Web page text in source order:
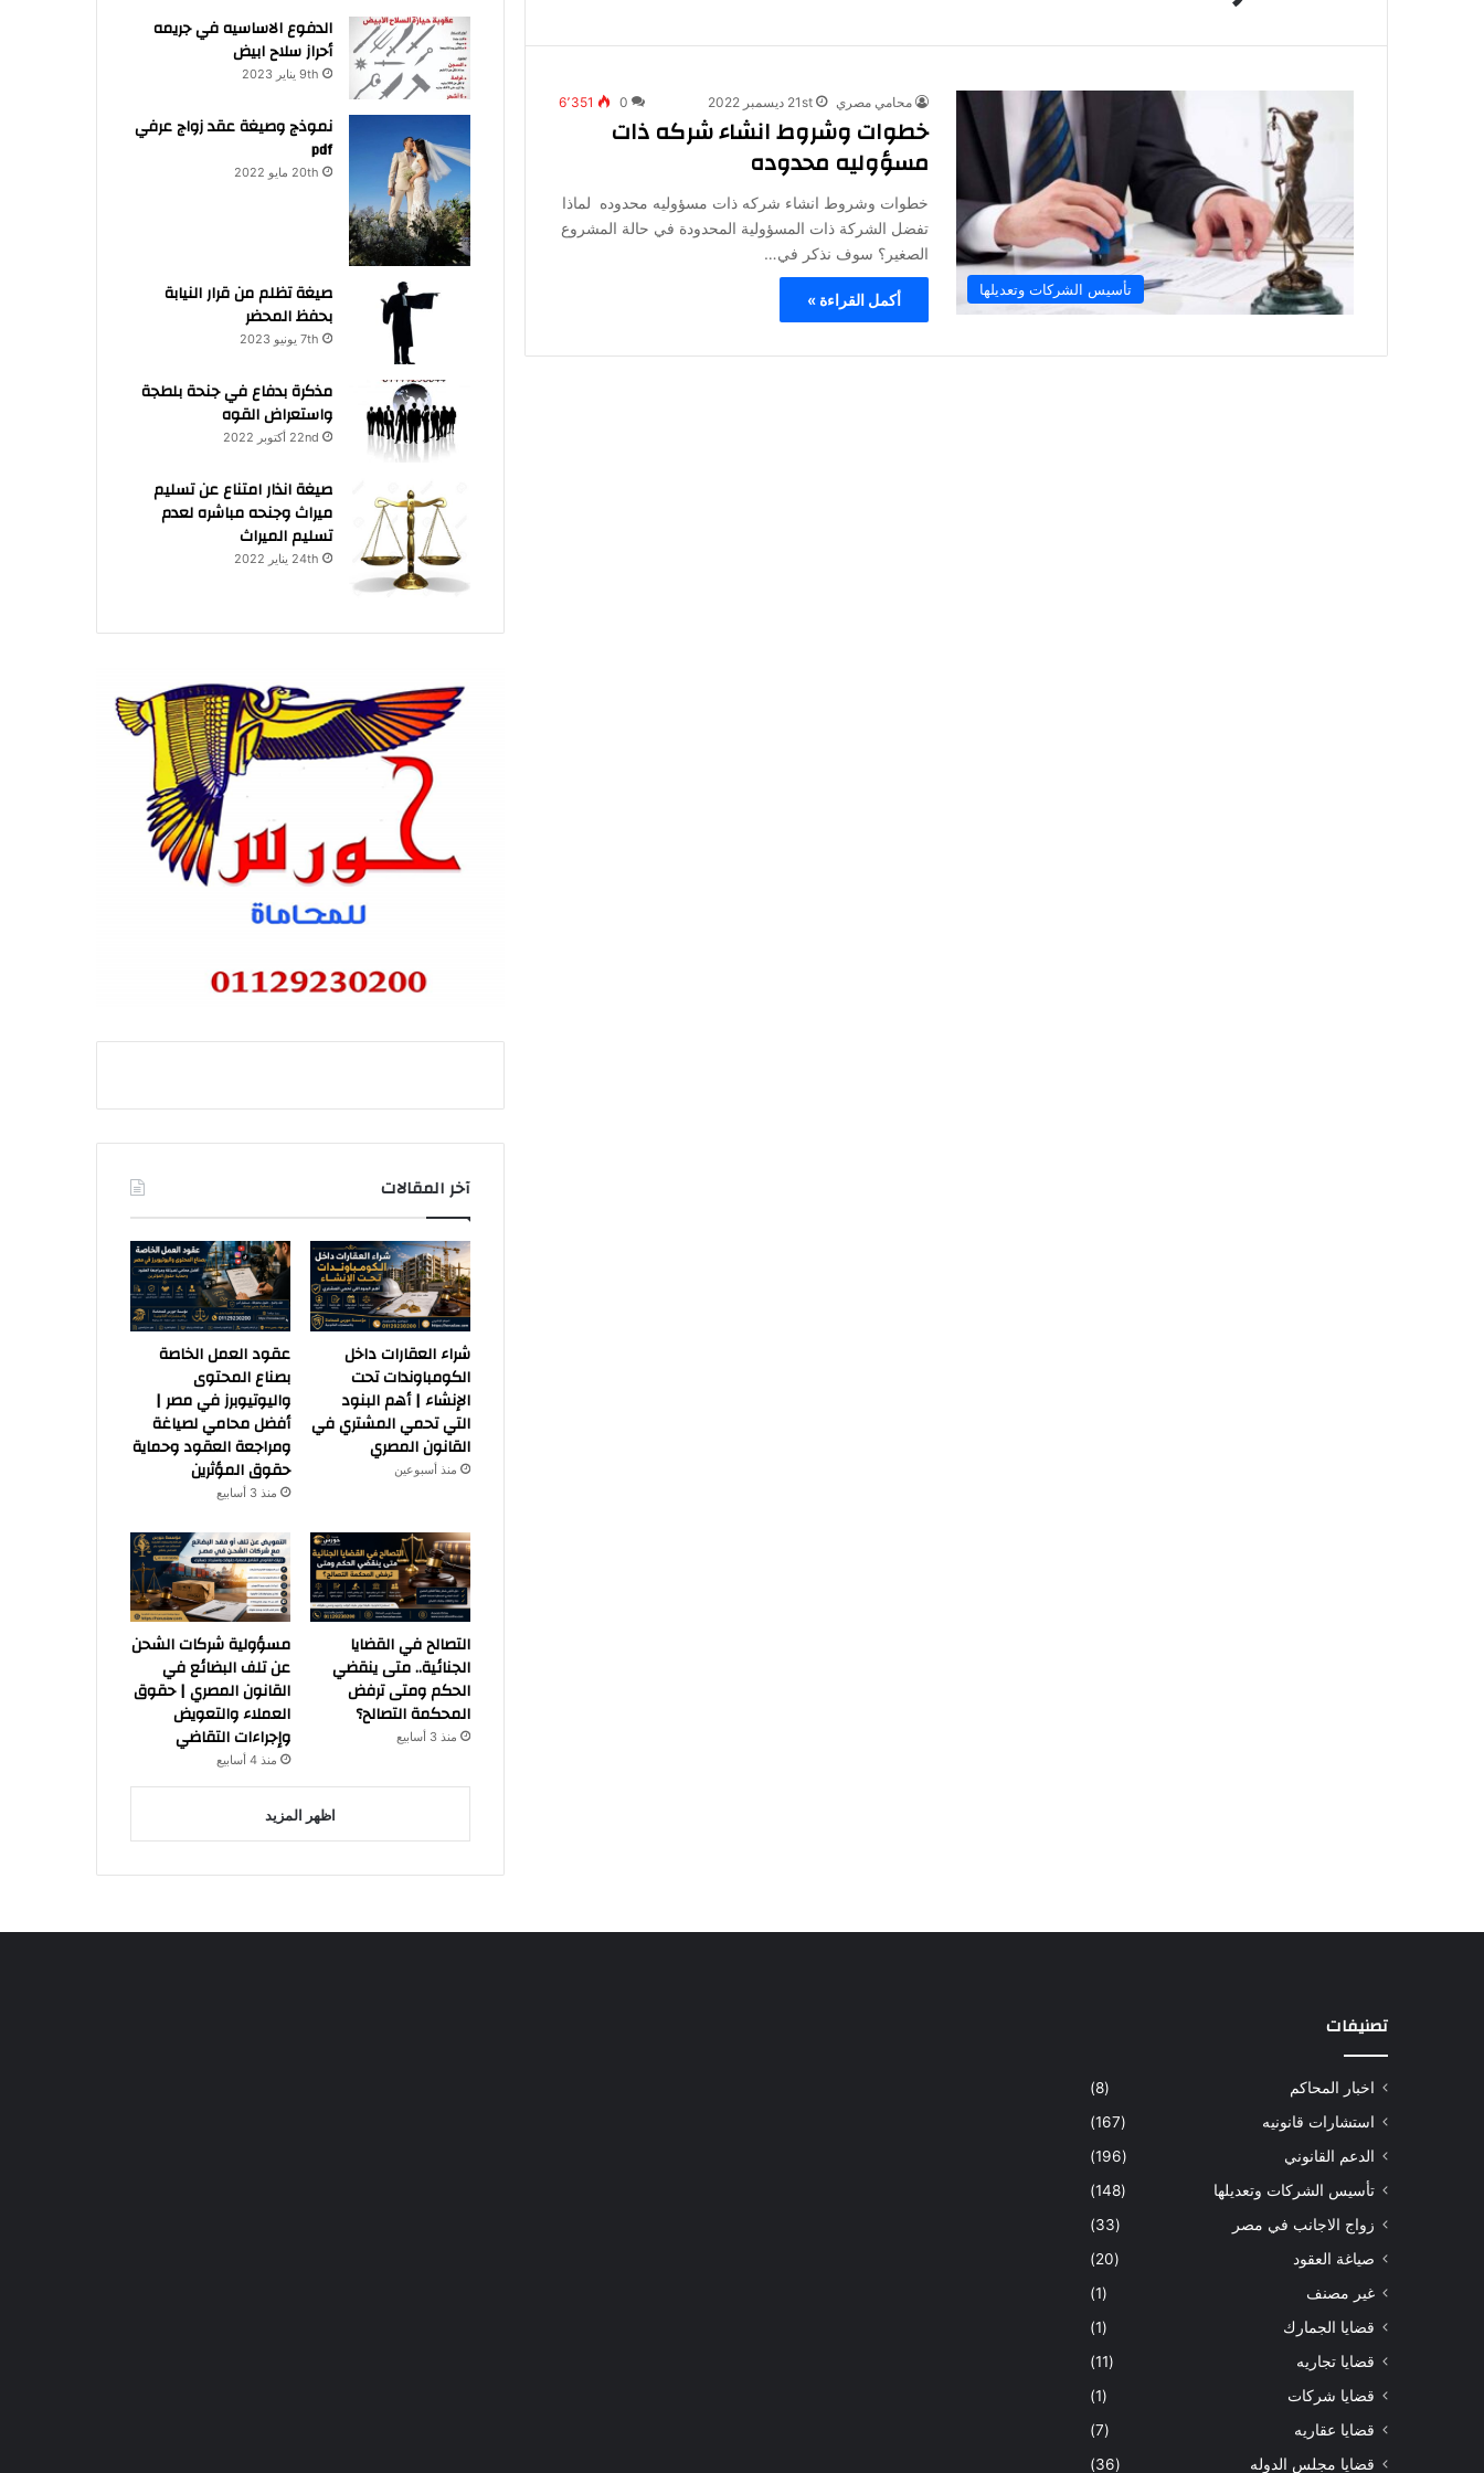
تأسيس الشركات وتعديلها
محامي مصري 21st ديسمبر 2022 0 6٬351
خطوات وشروط انشاء شركه ذات
مسؤوليه محدوده
خطوات وشروط انشاء شركه ذات مسؤوليه محدوده لماذا
تفضل الشركة ذات المسؤولية المحدودة في حالة المشروع
الصغير؟ سوف نذكر في…
أكمل القراءة »
الدفوع الاساسيه في جريمه
أحراز سلاح ابيض
9th يناير 2023
نموذج وصيغة عقد زواج عرفي
pdf
20th مايو 2022
صيغة تظلم من قرار النيابة
بحفظ المحضر
7th يونيو 2023
مذكرة بدفاع في جنحة بلطجة
واستعراض القوه
22nd أكتوبر 2022
صيغة انذار امتناع عن تسليم
ميراث وجنحه مباشره لعدم
تسليم الميراث
24th يناير 2022
آخر المقالات
شراء العقارات داخل
الكومباوندات تحت
الإنشاء | أهم البنود
التي تحمي المشتري في
القانون المصري
منذ أسبوعين
عقود العمل الخاصة
بصناع المحتوى
واليوتيوبرز في مصر |
أفضل محامي لصياغة
ومراجعة العقود وحماية
حقوق المؤثرين
منذ 3 أسابيع
التصالح في القضايا
الجنائية.. متى ينقضي
الحكم ومتى ترفض
المحكمة التصالح؟
منذ 3 أسابيع
مسؤولية شركات الشحن
عن تلف البضائع في
القانون المصري | حقوق
العملاء والتعويض
وإجراءات التقاضي
منذ 4 أسابيع
اظهر المزيد
تصنيفات
اخبار المحاكم
(8)
استشارات قانونيه
(167)
الدعم القانوني
(196)
تأسيس الشركات وتعديلها
(148)
زواج الاجانب في مصر
(33)
صياغة العقود
(20)
غير مصنف
(1)
قضايا الجمارك
(1)
قضايا تجاريه
(11)
قضايا شركات
(1)
قضايا عقاريه
(7)
قضايا مجلس الدوله
(36)